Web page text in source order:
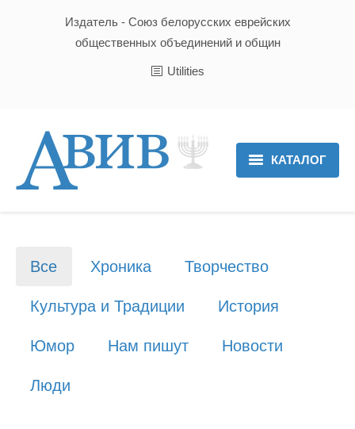
Издатель - Союз белорусских еврейских
общественных объединений и общин
Utilities
КАТАЛОГ
Культура и Традиции
Хроника
Люди
Все Хроника Творчество
Культура и Традиции История
Юмор Нам пишут Новости
Люди